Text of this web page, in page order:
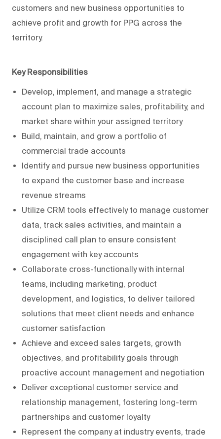
customers and new business opportunities to
achieve profit and growth for PPG across the
territory.
Key Responsibilities
Develop, implement, and manage a strategic
account plan to maximize sales, profitability, and
market share within your assigned territory
Build, maintain, and grow a portfolio of
commercial trade accounts
Identify and pursue new business opportunities
to expand the customer base and increase
revenue streams
Utilize CRM tools effectively to manage customer
data, track sales activities, and maintain a
disciplined call plan to ensure consistent
engagement with key accounts
Collaborate cross-functionally with internal
teams, including marketing, product
development, and logistics, to deliver tailored
solutions that meet client needs and enhance
customer satisfaction
Achieve and exceed sales targets, growth
objectives, and profitability goals through
proactive account management and negotiation
Deliver exceptional customer service and
relationship management, fostering long-term
partnerships and customer loyalty
Represent the company at industry events, trade